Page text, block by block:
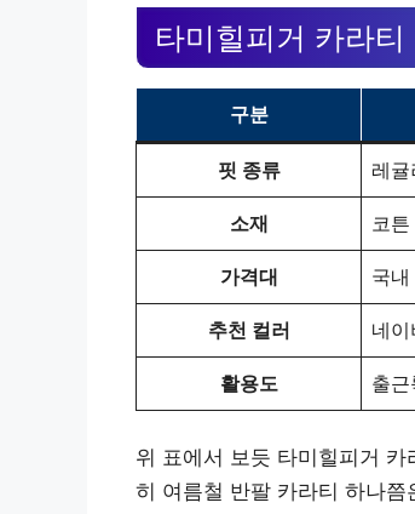
타미힐피거 카라티
구분
핏 종류 레
소재 코
가격대 국
추천 컬러 네
활용도 출
위 표에서 보듯 타미힐피거
히 여름철 반팔 카라티 하나